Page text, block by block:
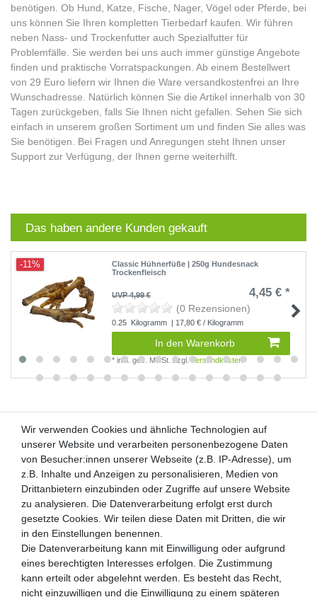
benötigen. Ob Hund, Katze, Fische, Nager, Vögel oder Pferde, bei
uns können Sie Ihren kompletten Tierbedarf kaufen. Wir führen
neben Nass- und Trockenfutter auch Spezialfutter für
Problemfälle. Sie werden bei uns auch immer günstige Angebote
finden und praktische Vorratspackungen. Ab einem Bestellwert
von 29 Euro liefern wir Ihnen die Ware versandkostenfrei an Ihre
Wunschadresse. Natürlich können Sie die Artikel innerhalb von 30
Tagen zurückgeben, falls Sie Ihnen nicht gefallen. Sehen Sie sich
einfach in unserem großen Sortiment um und finden Sie alles was
Sie benötigen. Bei Fragen und Anregungen steht Ihnen unser
Support zur Verfügung, der Ihnen gerne weiterhilft.
Das haben andere Kunden gekauft
-11%
Classic Hühnerfüße | 250g Hundesnack
Trockenfleisch
UVP 4,99 € 4,45 € *
(0 Rezensionen)
0.25 Kilogramm | 17,80 € / Kilogramm
In den Warenkorb
*inkl. ges. MwSt. zzgl. Versandkosten
Kunden-Anfragen: info@zooheld.de
Über uns
Zahlung und Versand
Retouren
Zooheld Blog
Widerrufsrecht
Vertrag widerrufen
Wir verwenden Cookies und ähnliche Technologien auf
unserer Website und verarbeiten personenbezogene Daten
von Besucher:innen unserer Webseite (z.B. IP-Adresse), um
z.B. Inhalte und Anzeigen zu personalisieren, Medien von
Drittanbietern einzubinden oder Zugriffe auf unsere Website
zu analysieren. Die Datenverarbeitung erfolgt erst durch
gesetzte Cookies. Wir teilen diese Daten mit Dritten, die wir
in den Einstellungen benennen.
Die Datenverarbeitung kann mit Einwilligung oder aufgrund
eines berechtigten Interesses erfolgen. Die Zustimmung
kann erteilt oder abgelehnt werden. Es besteht das Recht,
nicht einzuwilligen und die Einwilligung zu einem späteren
Wir verwenden Cookies und ähnliche Technologien auf
unserer Website und verarbeiten personenbezogene Daten
von Besucher:innen unserer Webseite (z.B. IP-Adresse), um
z.B. Inhalte und Anzeigen zu personalisieren, Medien von
Drittanbietern einzubinden oder Zugriffe auf unsere Website
zu analysieren. Die Datenverarbeitung erfolgt erst durch
gesetzte Cookies. Wir teilen diese Daten mit Dritten, die wir
in den Einstellungen benennen.
Die Datenverarbeitung kann mit Einwilligung oder aufgrund
eines berechtigten Interesses erfolgen. Die Zustimmung
kann erteilt oder abgelehnt werden. Es besteht das Recht,
nicht einzuwilligen und die Einwilligung zu einem späteren